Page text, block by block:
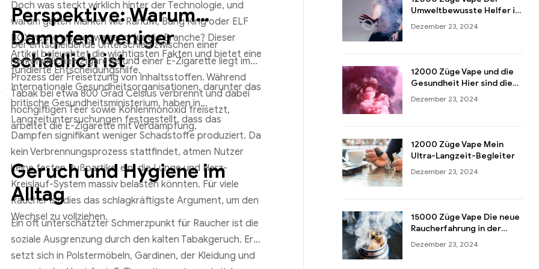
Doch was steckt wirklich hinter der Technologie, und
warum gelten Marken wie RandM, Bang King oder ELF
BOX heute als wegweisend für die Branche? Dieser
Artikel beleuchtet die wichtigsten Fakten und bietet eine
fundierte Entscheidungshilfe.
Perspektive: Warum
Dampfen weniger
schädlich ist
Der entscheidende Unterschied zwischen einer
herkömmlichen Zigarette und einer E-Zigarette liegt im
Prozess der Freisetzung von Inhaltsstoffen. Während
Tabak bei etwa 800 Grad Celsius verbrennt und dabei
hochgiftigen Teer sowie Kohlenmonoxid freisetzt,
arbeitet die E-Zigarette mit Verdampfung.
Internationale Gesundheitsorganisationen, darunter das
britische Gesundheitsministerium, haben in
Langzeituntersuchungen festgestellt, dass das
Dampfen signifikant weniger Schadstoffe produziert. Da
kein Verbrennungsprozess stattfindet, atmen Nutzer
keine festen Rußpartikel ein, die Lunge und Herz-
Kreislauf-System massiv belasten könnten. Für viele
Raucher ist dies das schlagkräftigste Argument, um den
Wechsel zu vollziehen.
Geruch und Hygiene im
Alltag
Ein oft unterschätzter Schmerzpunkt für Raucher ist die
soziale Ausgrenzung durch den kalten Tabakgeruch. Er
setzt sich in Polstermöbeln, Gardinen, der Kleidung und
Umweltbewusste Helfer in
Aktion!
Dezember 23, 2024
12000 Züge Vape und die
Gesundheit Hier sind die
Tricks zum klugen
Dezember 23, 2024
12000 Züge Vape Mein
Ultra-Langzeit-Begleiter
Dezember 23, 2024
15000 Züge Vape Die neue
Raucherfahrung in der
fremden Kultur
Dezember 23, 2024